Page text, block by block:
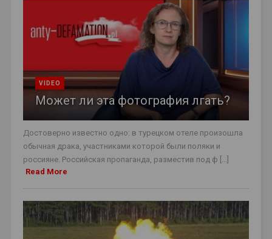
VIDEO
Может ли эта фотография лгать?
Достоверно известно одно: в турецком отеле произошла
обычная драка, участниками которой были поляки и
россияне. Российская пропаганда, разместив под ф [...]
Read More